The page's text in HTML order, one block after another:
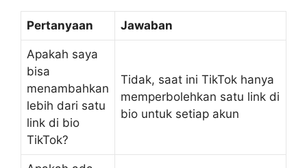
Pertanyaan Jawaban
Apakah saya
bisa
menambahkan
lebih dari satu
link di bio
TikTok?
Tidak, saat ini TikTok hanya
memperbolehkan satu link di
bio untuk setiap akun